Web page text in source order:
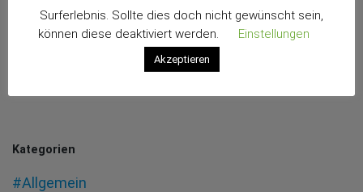
Kategorien
#Allgemein
Surferlebnis. Sollte dies doch nicht gewünscht sein,
können diese deaktiviert werden.
Einstellungen
Akzeptieren